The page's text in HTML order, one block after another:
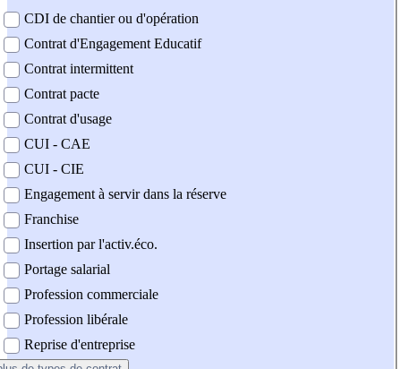
CDI de chantier ou d'opération
Contrat d'Engagement Educatif
Contrat intermittent
Contrat pacte
Contrat d'usage
CUI - CAE
CUI - CIE
Engagement à servir dans la réserve
Franchise
Insertion par l'activ.éco.
Portage salarial
Profession commerciale
Profession libérale
Reprise d'entreprise